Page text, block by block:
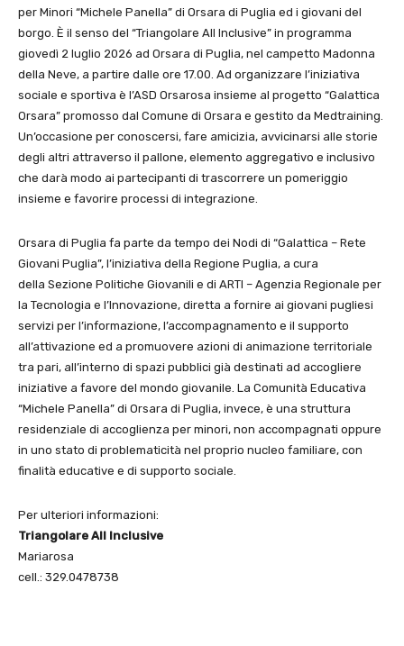
per Minori “Michele Panella” di Orsara di Puglia ed i giovani del
borgo. È il senso del “Triangolare All Inclusive” in programma
giovedì 2 luglio 2026 ad Orsara di Puglia, nel campetto Madonna
della Neve, a partire dalle ore 17.00. Ad organizzare l’iniziativa
sociale e sportiva è l’ASD Orsarosa insieme al progetto “Galattica
Orsara” promosso dal Comune di Orsara e gestito da Medtraining.
Un’occasione per conoscersi, fare amicizia, avvicinarsi alle storie
degli altri attraverso il pallone, elemento aggregativo e inclusivo
che darà modo ai partecipanti di trascorrere un pomeriggio
insieme e favorire processi di integrazione.
Orsara di Puglia fa parte da tempo dei Nodi di “Galattica – Rete
Giovani Puglia”, l’iniziativa della Regione Puglia, a cura
della Sezione Politiche Giovanili e di ARTI – Agenzia Regionale per
la Tecnologia e l’Innovazione, diretta a fornire ai giovani pugliesi
servizi per l’informazione, l’accompagnamento e il supporto
all’attivazione ed a promuovere azioni di animazione territoriale
tra pari, all’interno di spazi pubblici già destinati ad accogliere
iniziative a favore del mondo giovanile. La Comunità Educativa
“Michele Panella” di Orsara di Puglia, invece, è una struttura
residenziale di accoglienza per minori, non accompagnati oppure
in uno stato di problematicità nel proprio nucleo familiare, con
finalità educative e di supporto sociale.
Per ulteriori informazioni:
Triangolare All Inclusive
Mariarosa
cell.: 329.0478738